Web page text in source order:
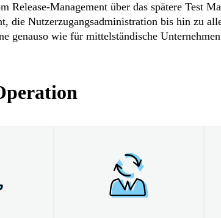
Management über das spätere Test
die Nutzerzugangsadministration bis hin zu
genauso wie für mittelständische